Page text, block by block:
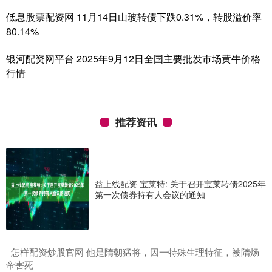
低息股票配资网 11月14日山玻转债下跌0.31%，转股溢价率
80.14%
银河配资网平台 2025年9月12日全国主要批发市场黄牛价格
行情
推荐资讯
益上线配资 宝莱特: 关于召开宝莱转债2025年
第一次债券持有人会议的通知
​怎样配资炒股官网 他是隋朝猛将，因一特殊生理特征，被隋炀
帝害死